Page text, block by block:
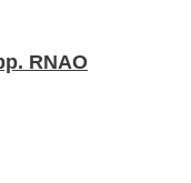
RNAO